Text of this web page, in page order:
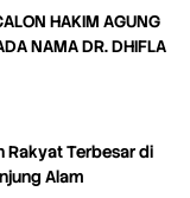
HAKIM AGUNG
NAMA DR. DHIFLA
Rakyat Terbesar di
Alam